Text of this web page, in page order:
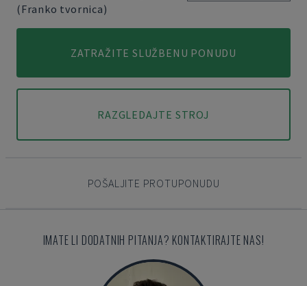
(Franko tvornica)
ZATRAŽITE SLUŽBENU PONUDU
RAZGLEDAJTE STROJ
POŠALJITE PROTUPONUDU
IMATE LI DODATNIH PITANJA? KONTAKTIRAJTE NAS!